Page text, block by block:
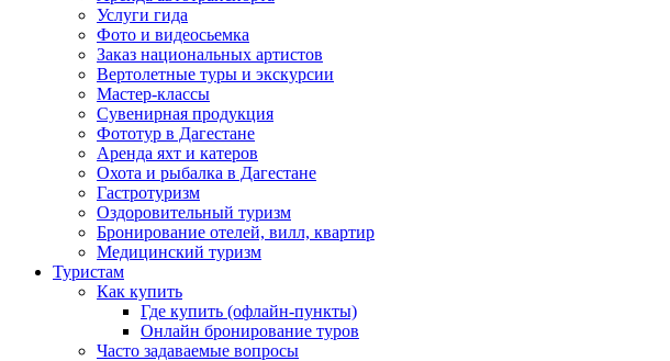
Услуги гида
Фото и видеосьемка
Заказ национальных артистов
Вертолетные туры и экскурсии
Мастер-классы
Сувенирная продукция
Фототур в Дагестане
Аренда яхт и катеров
Охота и рыбалка в Дагестане
Гастротуризм
Оздоровительный туризм
Бронирование отелей, вилл, квартир
Медицинский туризм
Туристам
Как купить
Где купить (офлайн-пункты)
Онлайн бронирование туров
Часто задаваемые вопросы